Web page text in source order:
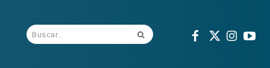
Buscar...